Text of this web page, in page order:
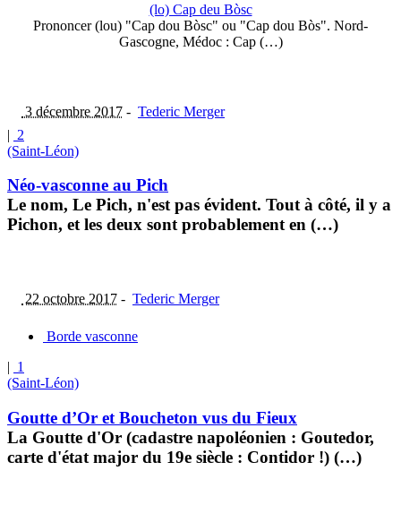
(lo) Cap deu Bòsc
Prononcer (lou) "Cap dou Bòsc" ou "Cap dou Bòs". Nord-
Gascogne, Médoc : Cap (…)
3 décembre 2017 - Tederic Merger
| 2
(Saint-Léon)
Néo-vasconne au Pich
Le nom, Le Pich, n'est pas évident. Tout à côté, il y a
Pichon, et les deux sont probablement en (…)
22 octobre 2017 - Tederic Merger
Borde vasconne
| 1
(Saint-Léon)
Goutte d’Or et Boucheton vus du Fieux
La Goutte d'Or (cadastre napoléonien : Goutedor,
carte d'état major du 19e siècle : Contidor !) (…)